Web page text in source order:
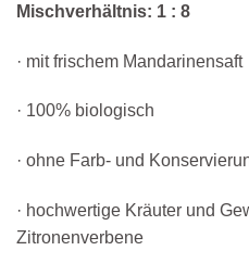
Mischverhältnis: 1 : 8
· mit frischem Mandarinensaft
· 100% biologisch
· ohne Farb- und
· hochwertige Kräuter und
Zitronenverbene